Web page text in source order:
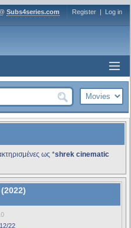
Subs4series.com Register | Log in
ως *shrek cinematic
22